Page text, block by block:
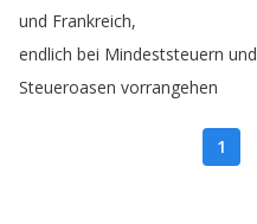
und Frankreich,
endlich bei Mindeststeuern und
Steueroasen vorrangehen
1